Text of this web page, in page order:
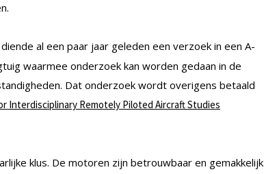
diende al een paar jaar geleden een verzoek in een A-
waarmee onderzoek kan worden gedaan in de
Dat onderzoek wordt overigens betaald
Interdisciplinary Remotely Piloted Aircraft Studies
klus. De motoren zijn betrouwbaar en gemakkelijk